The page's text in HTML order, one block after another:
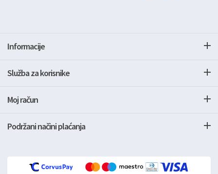
Informacije
Služba za korisnike
Moj račun
Podržani načini plaćanja